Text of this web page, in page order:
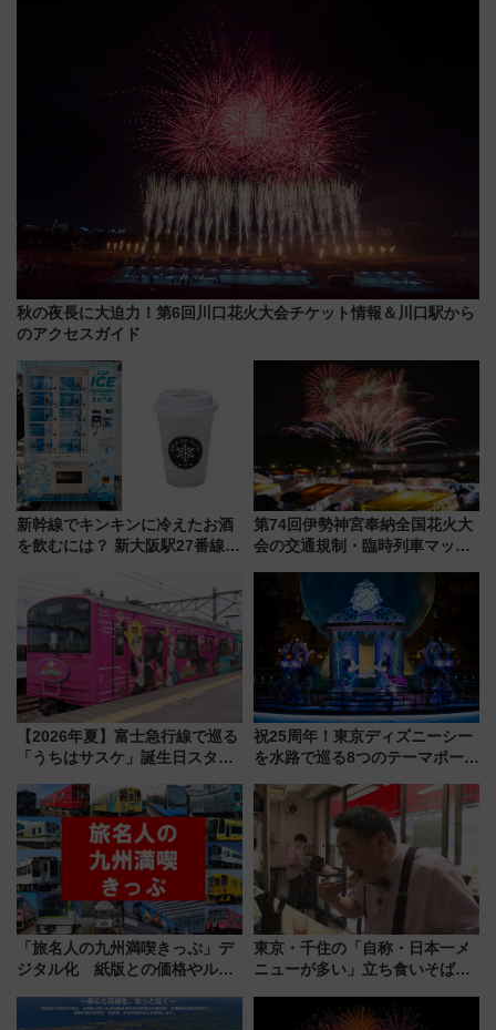
や伝統文化の特別コラボ
秋の夜長に大迫力！第6回川口花火大会チケット情報＆川口駅から
のアクセスガイド
新幹線でキンキンに冷えたお酒
を飲むには？ 新大阪駅27番線ホ
レス「カップ氷」専用自販機が
話題！
第74回伊勢神宮奉納全国花火大
会の交通規制・臨時列車マッ
【2026年夏】富士急行線で巡る
「うちはサスケ」誕生日スタン
定グルメ＆グッズ徹底ガイド
祝25周年！東京ディズニーシー
を水路で巡る8つのテーマポート
「旅名人の九州満喫きっぷ」デ
ジタル化 紙版との価格やルー
東京・千住の「自称・日本一メ
ニューが多い」立ち食いそば屋
地のふらっと立ち食いそば』